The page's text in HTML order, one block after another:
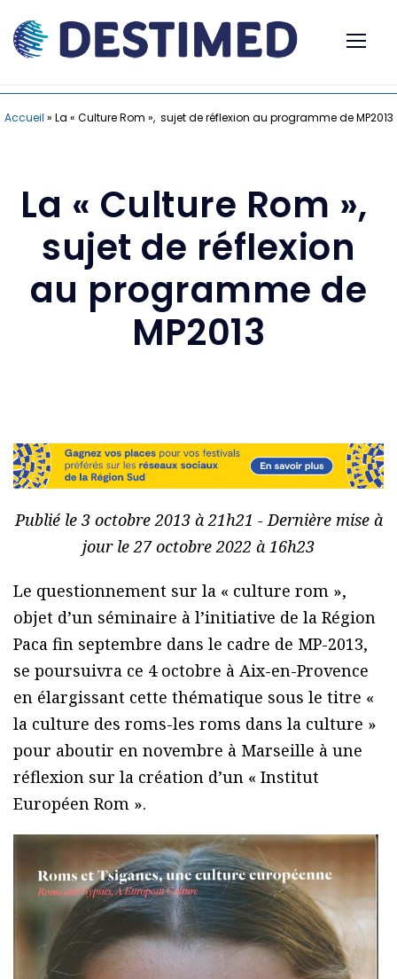
Accueil » La « Culture Rom », sujet de réflexion au programme de MP2013
La « Culture Rom »,
sujet de réflexion
au programme de
MP2013
Publié le 3 octobre 2013 à 21h21 - Dernière mise à
jour le 27 octobre 2022 à 16h23
Le questionnement sur la « culture rom »,
objet d’un séminaire à l’initiative de la Région
Paca fin septembre dans le cadre de MP-2013,
se poursuivra ce 4 octobre à Aix-en-Provence
en élargissant cette thématique sous le titre «
la culture des roms-les roms dans la culture »
pour aboutir en novembre à Marseille à une
réflexion sur la création d’un « Institut
Européen Rom ».